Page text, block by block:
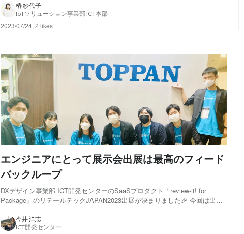
（国際女性デー）」では、女性に贈られるシンボリックな花でもあります。
今回は、普段の投稿と少し趣向を変えてト...
椿 紗代子
IoTソリューション事業部 ICT本部
2023/07/24, 2 likes
エンジニアにとって展示会出展は最高のフィード
バックループ
DXデザイン事業部 ICT開発センターのSaaSプロダクト「review-it! for
Package」のリテールテックJAPAN2023出展が決まりました🎉 今回は出展
業務の"見なくていい"をつくる」をコンセプトに校...
今井 洋志
ICT開発センター